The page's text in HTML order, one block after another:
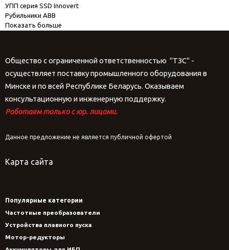
УПП серия SSD Innovert
Рубильники ABB
Показать больше
Общество с ограниченной ответственностью "ТЗС" -
осуществляет поставку промышленного оборудования в
Минске и по всей Республике Беларусь. Оказываем
консультационную и инженерную поддержку.
Работаем только с юр. лицами.
Данное предложение не является публичной офертой
Карта сайта
Популярные категории
Частотные преобразователи
Устройства плавного пуска
Мотор-редукторы